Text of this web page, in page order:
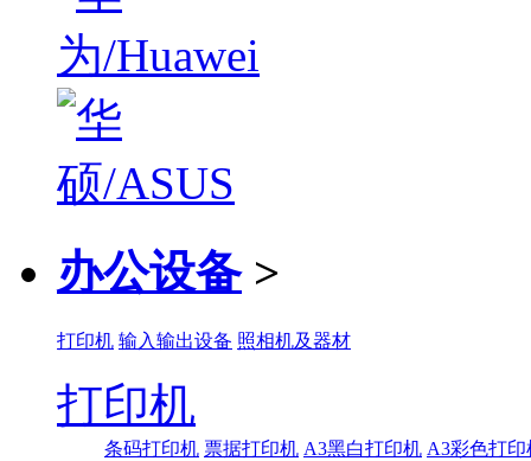
办公设备 >
打印机 输入输出设备 照相机及器材
打印机
条码打印机 票据打印机 A3黑白打印机 A3彩色打印